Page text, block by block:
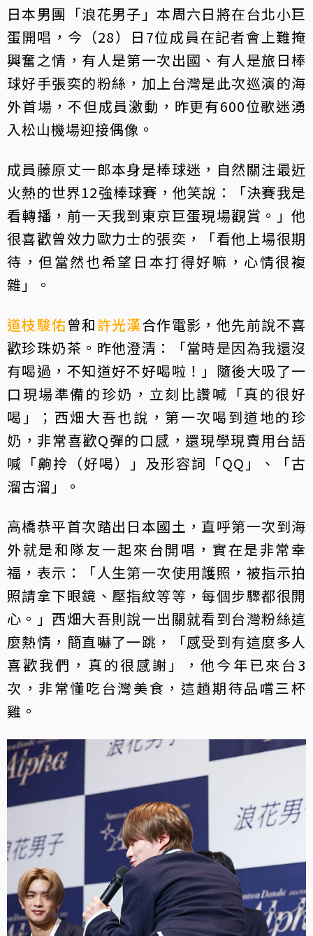
日本男團「浪花男子」本周六日將在台北小巨
蛋開唱，今（28）日7位成員在記者會上難掩
興奮之情，有人是第一次出國、有人是旅日棒
球好手張奕的粉絲，加上台灣是此次巡演的海
外首場，不但成員激動，昨更有600位歌迷湧
入松山機場迎接偶像。
成員藤原丈一郎本身是棒球迷，自然關注最近
火熱的世界12強棒球賽，他笑說：「決賽我是
看轉播，前一天我到東京巨蛋現場觀賞。」他
很喜歡曾效力歐力士的張奕，「看他上場很期
待，但當然也希望日本打得好嘛，心情很複
雜」。
道枝駿佑曾和許光漢合作電影，他先前說不喜
歡珍珠奶茶。昨他澄清：「當時是因為我還沒
有喝過，不知道好不好喝啦！」隨後大吸了一
口現場準備的珍奶，立刻比讚喊「真的很好
喝」；西畑大吾也說，第一次喝到道地的珍
奶，非常喜歡Q彈的口感，還現學現賣用台語
喊「齁拎（好喝）」及形容詞「QQ」、「古
溜古溜」。
高橋恭平首次踏出日本國土，直呼第一次到海
外就是和隊友一起來台開唱，實在是非常幸
福，表示：「人生第一次使用護照，被指示拍
照請拿下眼鏡、壓指紋等等，每個步驟都很開
心。」西畑大吾則說一出關就看到台灣粉絲這
麼熱情，簡直嚇了一跳，「感受到有這麼多人
喜歡我們，真的很感謝」，他今年已來台3
次，非常懂吃台灣美食，這趟期待品嚐三杯
雞。